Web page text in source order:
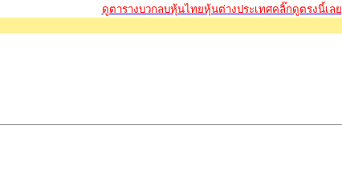
ดูตารางบวกลบหุ้นไทยหุ้นต่างประเทศคลิ๊กดูตรงนี้เลย